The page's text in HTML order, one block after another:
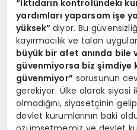
“İktidarın kontrolündeki
yardımları yaparsam işe
yüksek”diyor. Bu
kayırmacılık ve talan
büyük bir afet anında bile
güvenmiyorsa biz şimdiye
güvenmiyor” sorusunun
gerekiyor. Ülke olarak siyasi
olmadığını, siyasetçinin
devlet kurumlarının baki